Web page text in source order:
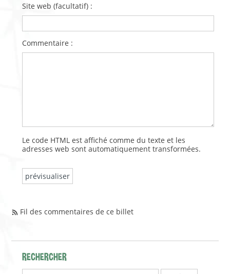
Site web (facultatif) :
Commentaire :
Le code HTML est affiché comme du texte et les
adresses web sont automatiquement transformées.
Fil des commentaires de ce billet
RECHERCHER